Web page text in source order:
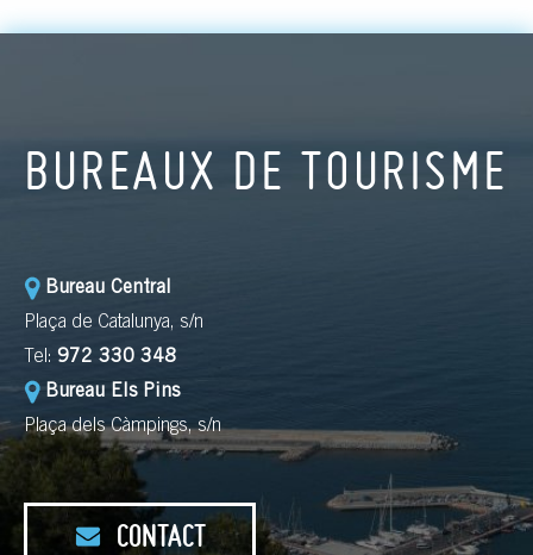
BUREAUX DE TOURISME
Bureau Central
Plaça de Catalunya, s/n
Tel: 972 330 348
Bureau Els Pins
Plaça dels Càmpings, s/n
CONTACT